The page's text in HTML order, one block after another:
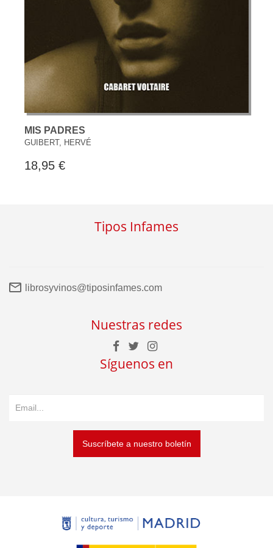
MIS PADRES
GUIBERT, HERVÉ
18,95 €
Tipos Infames
librosyvinos@tiposinfames.com
Nuestras redes
Síguenos en
Suscríbete a nuestro boletín